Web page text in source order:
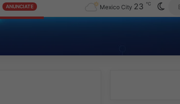
ANUNCIATE Mexico City 23 ℃